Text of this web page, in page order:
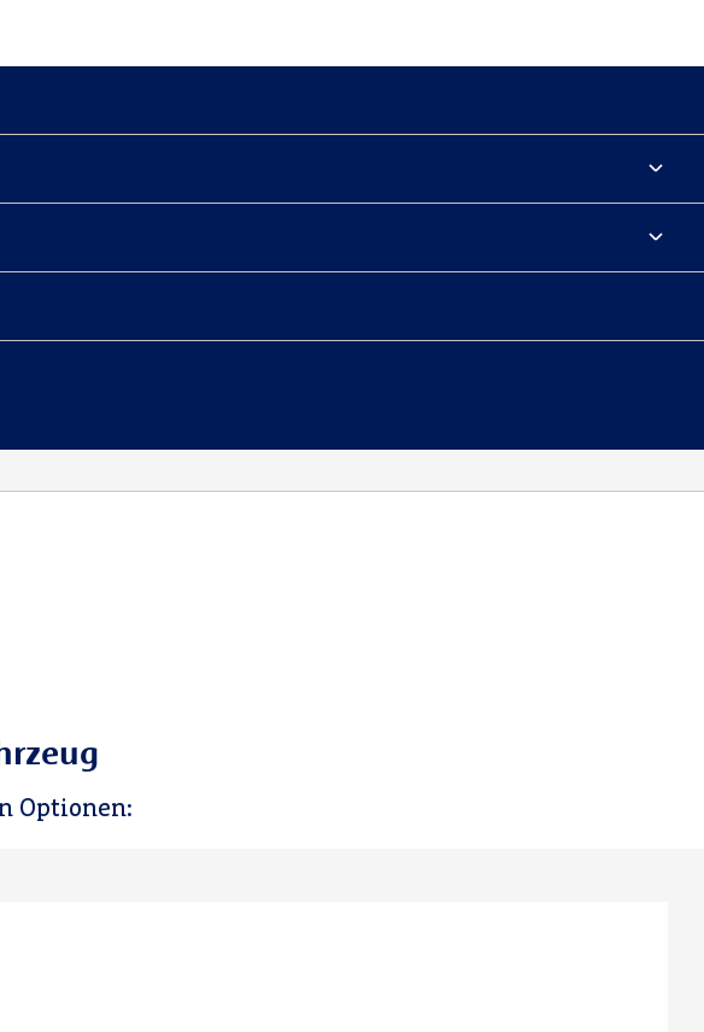
Optionen: